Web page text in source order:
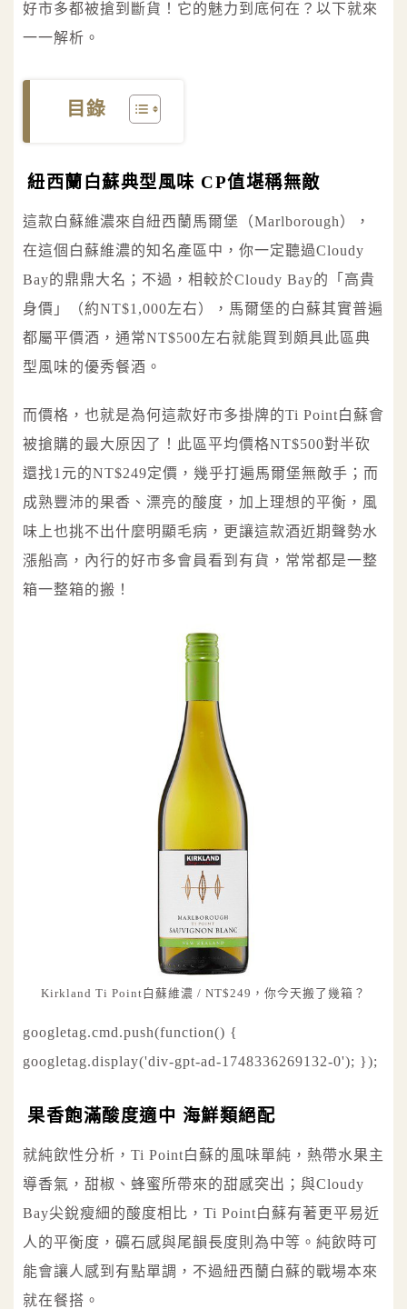
好市多都被搶到斷貨！它的魅力到底何在？以下就來
一一解析。
目錄
紐西蘭白蘇典型風味 CP值堪稱無敵
這款白蘇維濃來自紐西蘭馬爾堡（Marlborough），
在這個白蘇維濃的知名產區中，你一定聽過Cloudy
Bay的鼎鼎大名；不過，相較於Cloudy Bay的「高貴
身價」（約NT$1,000左右），馬爾堡的白蘇其實普遍
都屬平價酒，通常NT$500左右就能買到頗具此區典
型風味的優秀餐酒。
而價格，也就是為何這款好市多掛牌的Ti Point白蘇會
被搶購的最大原因了！此區平均價格NT$500對半砍
還找1元的NT$249定價，幾乎打遍馬爾堡無敵手；而
成熟豐沛的果香、漂亮的酸度，加上理想的平衡，風
味上也挑不出什麼明顯毛病，更讓這款酒近期聲勢水
漲船高，內行的好市多會員看到有貨，常常都是一整
箱一整箱的搬！
Kirkland Ti Point白蘇維濃 / NT$249，你今天搬了幾箱？
googletag.cmd.push(function() {
googletag.display('div-gpt-ad-1748336269132-0'); });
果香飽滿酸度適中 海鮮類絕配
就純飲性分析，Ti Point白蘇的風味單純，熱帶水果主
導香氣，甜椒、蜂蜜所帶來的甜感突出；與Cloudy
Bay尖銳瘦細的酸度相比，Ti Point白蘇有著更平易近
人的平衡度，礦石感與尾韻長度則為中等。純飲時可
能會讓人感到有點單調，不過紐西蘭白蘇的戰場本來
就在餐搭。